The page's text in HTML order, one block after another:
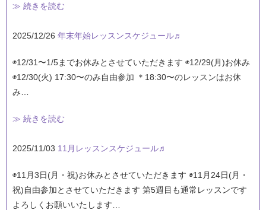
≫ 続きを読む
2025/12/26 年末年始レッスンスケジュール♬
◉12/31〜1/5までお休みとさせていただきます ◉12/29(月)お休み
◉12/30(火) 17:30〜のみ自由参加 ＊18:30〜のレッスンはお休
み…
≫ 続きを読む
2025/11/03 11月レッスンスケジュール♬
◉11月3日(月・祝)お休みとさせていただきます ◉11月24日(月・
祝)自由参加とさせていただきます 第5週目も通常レッスンです
よろしくお願いいたします…